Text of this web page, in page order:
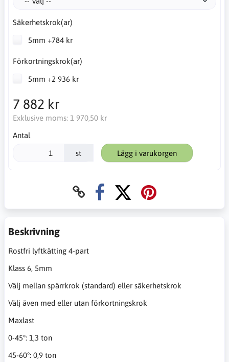
Säkerhetskrok(ar)
5mm +784 kr
Förkortningskrok(ar)
5mm +2 936 kr
7 882 kr
Exklusive moms: 1 970,50 kr
Antal
st Lägg i varukorgen
Beskrivning
Rostfri lyftkätting 4-part
Klass 6, 5mm
Välj mellan spärrkrok (standard) eller säkerhetskrok
Välj även med eller utan förkortningskrok
Maxlast
0-45°: 1,3 ton
45-60°: 0,9 ton